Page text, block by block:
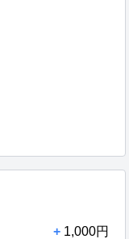
+ 1,000円